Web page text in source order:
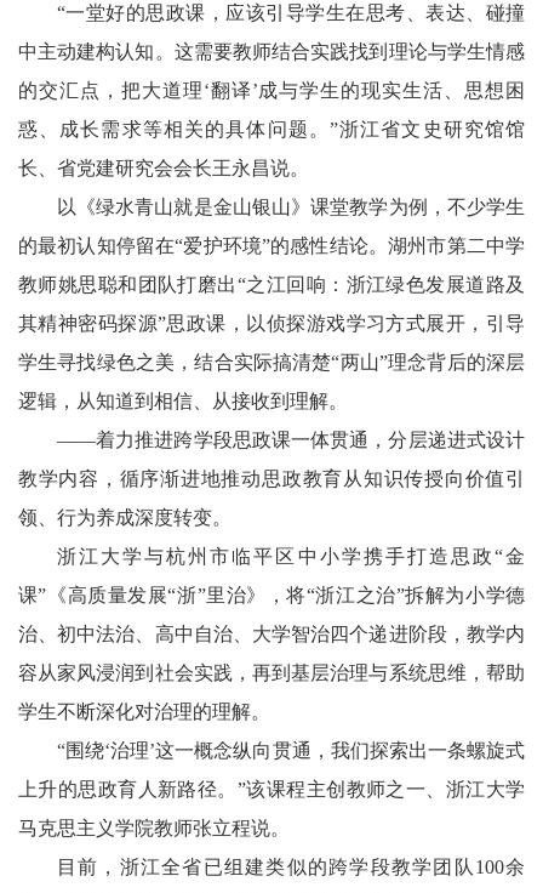
“一堂好的思政课，应该引导学生在思考、表达、碰撞
中主动建构认知。这需要教师结合实践找到理论与学生情感
的交汇点，把大道理‘翻译’成与学生的现实生活、思想困
惑、成长需求等相关的具体问题。”浙江省文史研究馆馆
长、省党建研究会会长王永昌说。
以《绿水青山就是金山银山》课堂教学为例，不少学生
的最初认知停留在“爱护环境”的感性结论。湖州市第二中学
教师姚思聪和团队打磨出“之江回响：浙江绿色发展道路及
其精神密码探源”思政课，以侦探游戏学习方式展开，引导
学生寻找绿色之美，结合实际搞清楚“两山”理念背后的深层
逻辑，从知道到相信、从接收到理解。
——着力推进跨学段思政课一体贯通，分层递进式设计
教学内容，循序渐进地推动思政教育从知识传授向价值引
领、行为养成深度转变。
浙江大学与杭州市临平区中小学携手打造思政“金
课”《高质量发展“浙”里治》，将“浙江之治”拆解为小学德
治、初中法治、高中自治、大学智治四个递进阶段，教学内
容从家风浸润到社会实践，再到基层治理与系统思维，帮助
学生不断深化对治理的理解。
“围绕‘治理’这一概念纵向贯通，我们探索出一条螺旋式
上升的思政育人新路径。”该课程主创教师之一、浙江大学
马克思主义学院教师张立程说。
目前，浙江全省已组建类似的跨学段教学团队100余